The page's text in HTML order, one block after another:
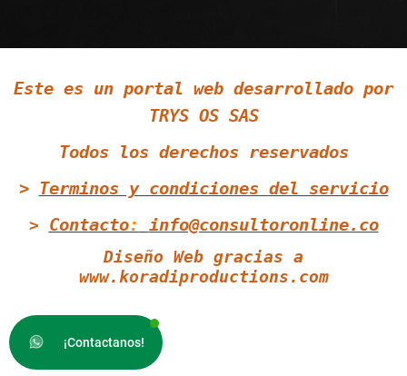
Este es un portal web desarrollado por
TRYS OS SAS
Todos los derechos reservados
> Terminos y condiciones del servicio
> Contacto: info@consultoronline.co
Diseño Web gracias a
www.koradiproductions.com
¡Contactanos!